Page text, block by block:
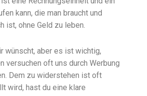
kann, die man braucht und
ist, ohne Geld zu leben.
wünscht, aber es ist wichtig,
versuchen oft uns durch Werbung
Dem zu widerstehen ist oft
wird, hast du eine klare